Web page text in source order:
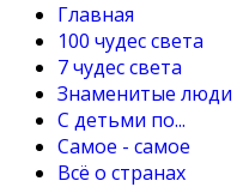
Главная
100 чудес света
7 чудес света
Знаменитые люди
С детьми по...
Самое - самое
Всё о странах